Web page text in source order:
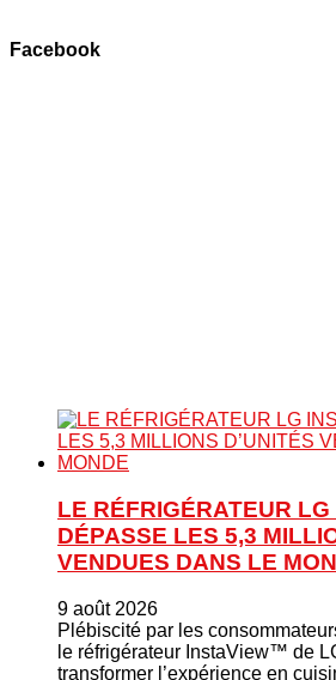
Facebook
LE RÉFRIGÉRATEUR
DÉPASSE LES 5,3
VENDUES DANS LE
9 août 2026
Plébiscité par les
le réfrigérateur InstaView™ de
transformer l’expérience en